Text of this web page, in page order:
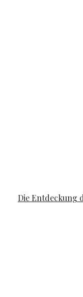
Die Entdeckung